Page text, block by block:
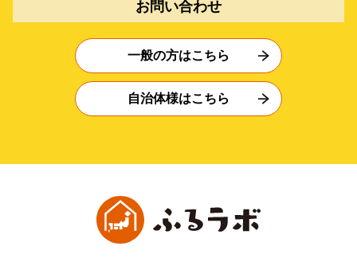
お問い合わせ
一般の方はこちら
自治体様はこちら